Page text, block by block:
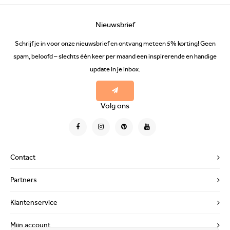
Contact
Nieuwsbrief
Schrijf je in voor onze nieuwsbrief en ontvang meteen 5% korting! Geen
spam, beloofd – slechts één keer per maand een inspirerende en handige
update in je inbox.
Volg ons
Partners
Klantenservice
Mijn account